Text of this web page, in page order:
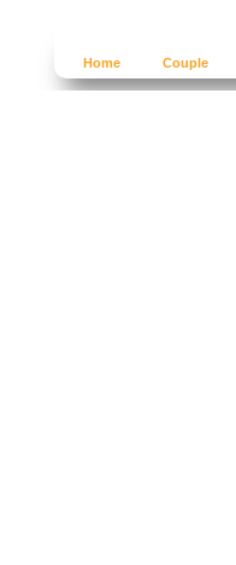
Home Couple